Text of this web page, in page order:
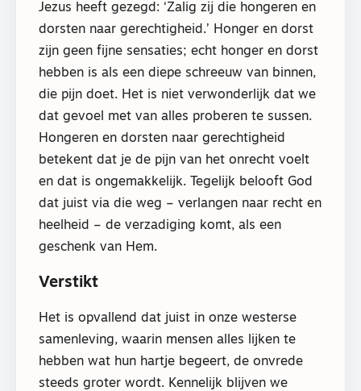
Jezus heeft gezegd: ‘Zalig zij die hongeren en
dorsten naar gerechtigheid.’ Honger en dorst
zijn geen fijne sensaties; echt honger en dorst
hebben is als een diepe schreeuw van binnen,
die pijn doet. Het is niet verwonderlijk dat we
dat gevoel met van alles proberen te sussen.
Hongeren en dorsten naar gerechtigheid
betekent dat je de pijn van het onrecht voelt
en dat is ongemakkelijk. Tegelijk belooft God
dat juist via die weg – verlangen naar recht en
heelheid – de verzadiging komt, als een
geschenk van Hem.
Verstikt
Het is opvallend dat juist in onze westerse
samenleving, waarin mensen alles lijken te
hebben wat hun hartje begeert, de onvrede
steeds groter wordt. Kennelijk blijven we